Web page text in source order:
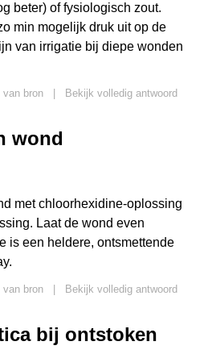
beter) of fysiologisch zout.
min mogelijk druk uit op de
van irrigatie bij diepe wonden
van bron
Bekijk volledig antwoord
wond
met chloorhexidine-oplossing
Laat de wond even
is een heldere, ontsmettende
van bron
Bekijk volledig antwoord
bij ontstoken